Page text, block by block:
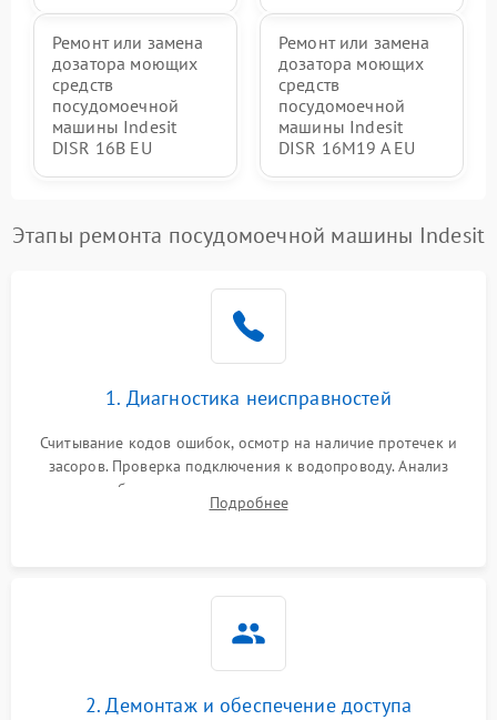
Ремонт или замена
дозатора моющих
средств
посудомоечной
машины Indesit
DISR 16B EU
Ремонт или замена
дозатора моющих
средств
посудомоечной
машины Indesit
DISR 16M19 A EU
Этапы ремонта посудомоечной машины Indesit
1. Диагностика неисправностей
Считывание кодов ошибок, осмотр на наличие протечек и
засоров. Проверка подключения к водопроводу. Анализ
жалоб на отсутствие слива, нагрева, вращения
разбрызгивателей или срабатывание системы защиты
Подробнее
2. Демонтаж и обеспечение доступа